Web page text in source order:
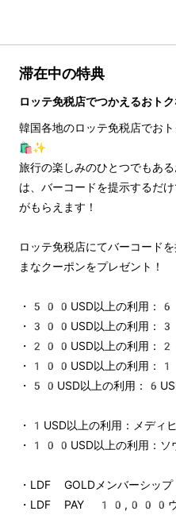
滞在中の特典
ロッテ免税店でつかえるおト
韓国各地のロッテ免税店でお
🛍️✨
旅行の楽しみのひとつでもあ
は、バーコードを提示するだ
がもらえます！
ロッテ免税店にてバーコード
まなクーポンをプレゼント！
・500USD以上の利用：
・300USD以上の利用：
・200USD以上の利用：
・100USD以上の利用：
・50USD以上の利用：
・1USD以上の利用：メデ
・100USD以上の利用：ソ
・LDF GOLDメンバーシップ
・LDF PAY 10,000ウ